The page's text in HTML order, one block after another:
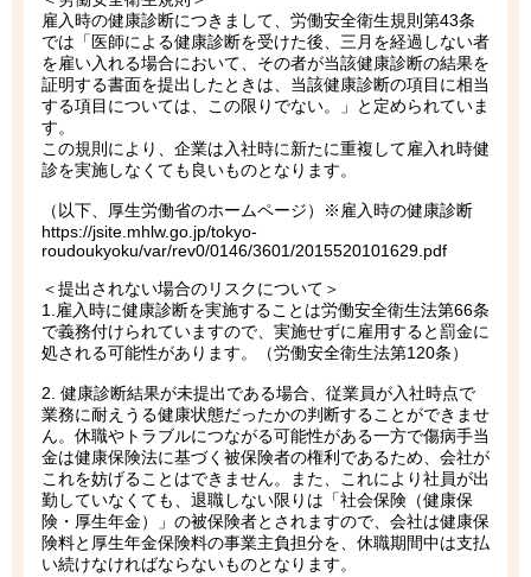
雇入時の健康診断につきまして、労働安全衛生規則第43条
では「医師による健康診断を受けた後、三月を経過しない者
を雇い入れる場合において、その者が当該健康診断の結果を
証明する書面を提出したときは、当該健康診断の項目に相当
する項目については、この限りでない。」と定められていま
す。
この規則により、企業は入社時に新たに重複して雇入れ時健
診を実施しなくても良いものとなります。
（以下、厚生労働省のホームページ）※雇入時の健康診断
https://jsite.mhlw.go.jp/tokyo-
roudoukyoku/var/rev0/0146/3601/2015520101629.pdf
＜提出されない場合のリスクについて＞
1.雇入時に健康診断を実施することは労働安全衛生法第66条
で義務付けられていますので、実施せずに雇用すると罰金に
処される可能性があります。（労働安全衛生法第120条）
2. 健康診断結果が未提出である場合、従業員が入社時点で
業務に耐えうる健康状態だったかの判断することができませ
ん。休職やトラブルにつながる可能性がある一方で傷病手当
金は健康保険法に基づく被保険者の権利であるため、会社が
これを妨げることはできません。また、これにより社員が出
勤していなくても、退職しない限りは「社会保険（健康保
険・厚生年金）」の被保険者とされますので、会社は健康保
険料と厚生年金保険料の事業主負担分を、休職期間中は支払
い続けなければならないものとなります。